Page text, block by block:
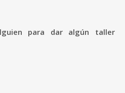
para dar algún taller